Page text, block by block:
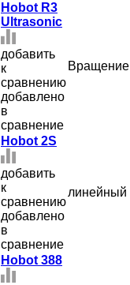
Hobot R3
Ultrasonic
добавить
к
сравнению
добавлено
в
сравнение
Вращение
Hobot 2S
добавить
к
сравнению
добавлено
в
сравнение
линейный
Hobot 388